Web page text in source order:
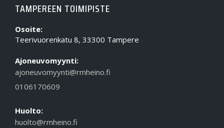
TAMPEREEN TOIMIPISTE
Osoite:
Teerivuorenkatu 8, 33300 Tampere
Ajoneuvomyynti:
ajoneuvomyynti@rmheino.fi
0106170609
Huolto:
huolto@rmheino.fi